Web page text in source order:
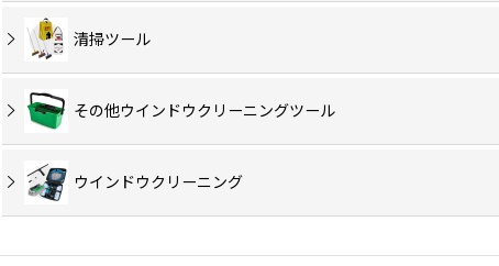
清掃ツール
その他ウインドウクリーニングツール
ウインドウクリーニング